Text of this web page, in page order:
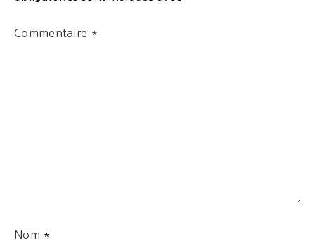
Commentaire *
Nom *